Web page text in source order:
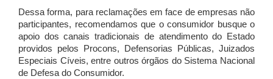
Dessa forma, para reclamações em face de empresas não
participantes, recomendamos que o consumidor busque o
apoio dos canais tradicionais de atendimento do Estado
providos pelos Procons, Defensorias Públicas, Juizados
Especiais Cíveis, entre outros órgãos do Sistema Nacional
de Defesa do Consumidor.